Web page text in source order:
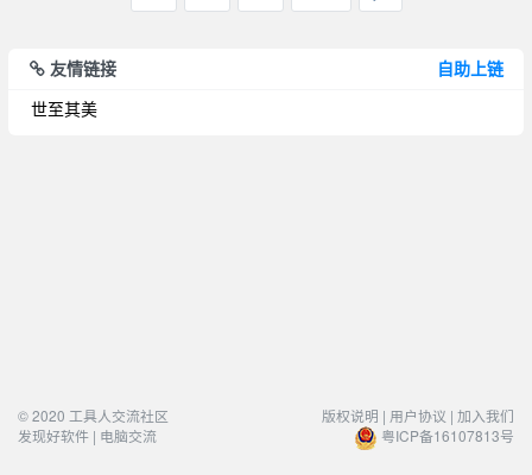
友情链接
自助上链
世至其美
© 2020 工具人交流社区
发现好软件 | 电脑交流
版权说明 | 用户协议 | 加入我们
粤ICP备16107813号